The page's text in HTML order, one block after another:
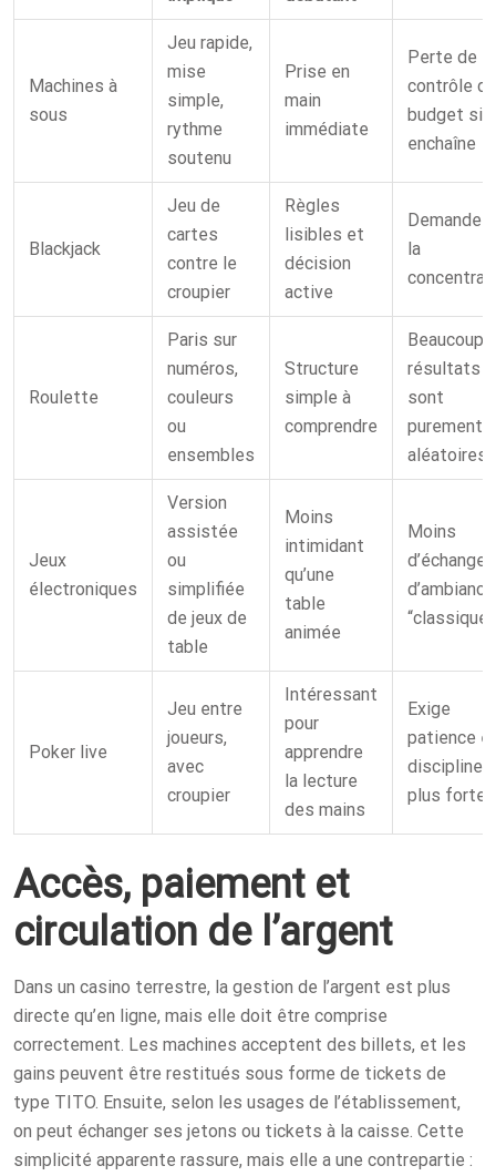
Machines à
sous
Jeu rapide,
mise
simple,
rythme
soutenu
Prise en
main
immédiate
Perte de
contrôle du
budget si
enchaîne
Blackjack
Jeu de
cartes
contre le
croupier
Règles
lisibles et
décision
active
Demande
la
Roulette
Paris sur
numéros,
couleurs
ou
ensembles
Structure
simple à
comprendre
Beaucoup
résultats
sont
purement
aléatoires
Jeux
électroniques
Version
assistée
ou
simplifiée
de jeux de
table
Moins
intimidant
qu’une
table
animée
Moins
d’échange
d’ambiance
“classique”
Poker live
Jeu entre
joueurs,
avec
croupier
Intéressant
pour
apprendre
la lecture
des mains
Exige
patience
discipline
plus fortes
Accès, paiement et
circulation de l’argent
Dans un casino terrestre, la gestion de l’argent est plus
directe qu’en ligne, mais elle doit être comprise
correctement. Les machines acceptent des billets, et les
gains peuvent être restitués sous forme de tickets de
type TITO. Ensuite, selon les usages de l’établissement,
on peut échanger ses jetons ou tickets à la caisse. Cette
simplicité apparente rassure, mais elle a une contrepartie :